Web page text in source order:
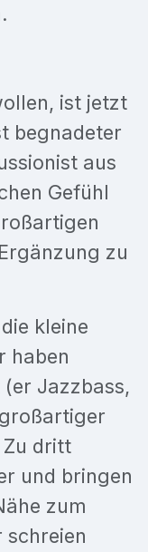
ist jetzt
begnadeter
aus
Gefühl
zu
kleine
haben
Jazzbass,
Zu dritt
und bringen
zum
schreien